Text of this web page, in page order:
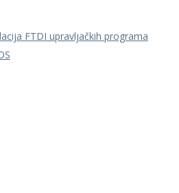
FTDI upravljačkih programa